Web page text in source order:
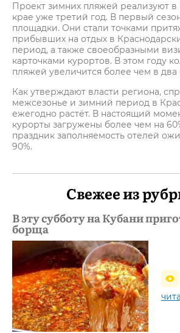
Проект зимних пляжей реализуют в
крае уже третий год. В первый
площадки. Они стали точками
прибывших на отдых в
период, а также своеобразными
карточками курортов. В этом году
пляжей увеличится более чем в два
Как утверждают власти региона,
межсезонье и зимний период в
ежегодно растёт. В настоящий
курорты загружены более чем на
праздник заполняемость отелей
90%.
Свежее из
В эту субботу на Кубани
борща